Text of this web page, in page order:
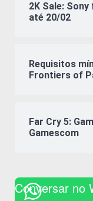
2K Sale:
até 20/02
Requisitos
Frontiers of
Far Cry 5:
Gamescom
Conversar no